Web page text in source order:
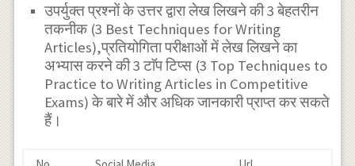
उपर्युक्त प्रश्नों के उत्तर द्वारा लेख लिखने की 3 बेहतरीन
तकनीक (3 Best Techniques for Writing
Articles),प्रतियोगिता परीक्षाओं में लेख लिखने का
अभ्यास करने की 3 टाॅप टिप्स (3 Top Techniques to
Practice to Writing Articles in Competitive
Exams) के बारे में और अधिक जानकारी प्राप्त कर सकते
हैं।